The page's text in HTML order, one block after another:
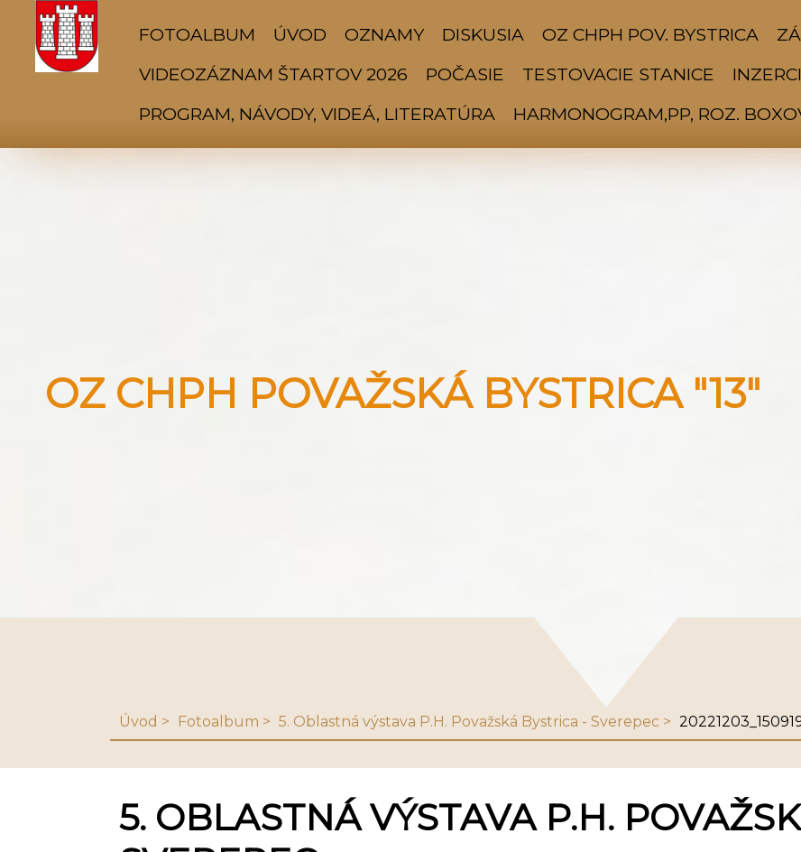
FOTOALBUM ÚVOD OZNAMY DISKUSIA OZ CHPH POV. BYSTRICA
VIDEOZÁZNAM ŠTARTOV 2026
POČASIE TESTOVACIE STANICE
PROGRAM, NÁVODY, VIDEÁ, LITERATÚRA
HARMONOGRAM,PP, ROZ.
OZ CHPH POVAŽSKÁ BYSTRICA "13"
Úvod Fotoalbum 5. Oblastná výstava P.H. Považská Bystrica - Sverepec
5. OBLASTNÁ VÝSTAVA P.H.